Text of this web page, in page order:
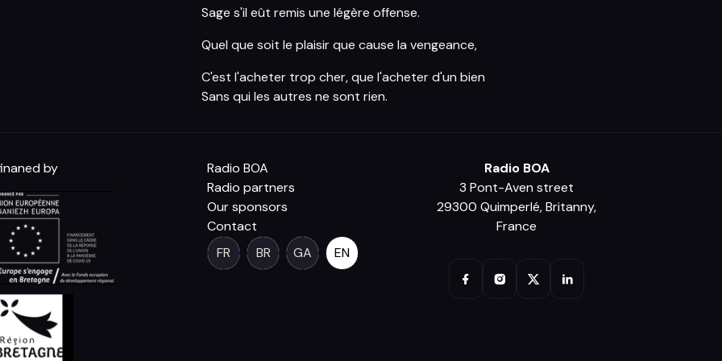
Sage s'il eût remis une légère offense.
Quel que soit le plaisir que cause la vengeance,
C'est l'acheter trop cher, que l'acheter d'un bien
Sans qui les autres ne sont rien.
by
Radio BOA
Radio partners
Our sponsors
Contact
FR
BR GA EN
Radio BOA
3 Pont-Aven street
29300 Quimperlé, Britanny,
France